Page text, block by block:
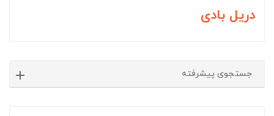
دریل بادی
جستجوی پیشرفته